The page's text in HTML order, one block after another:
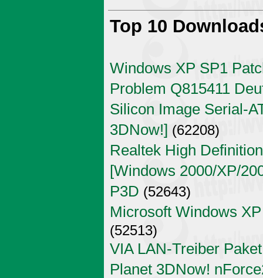
Top 10
Windows XP SP1
Problem Q815411
Silicon Image Serial-
3DNow!] (62208)
Realtek High
[Windows 2000/XP/
P3D (52643)
Microsoft Windows
(52513)
VIA LAN-Treiber
Planet 3DNow!